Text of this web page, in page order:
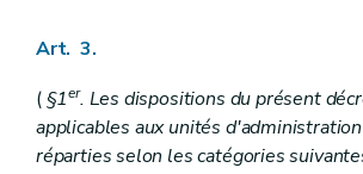
Art. 3.
( §1er. Les dispositions du présent
applicables aux unités
réparties selon les catégories